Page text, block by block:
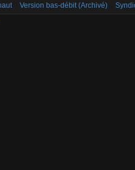
Version bas-débit (Archivé)